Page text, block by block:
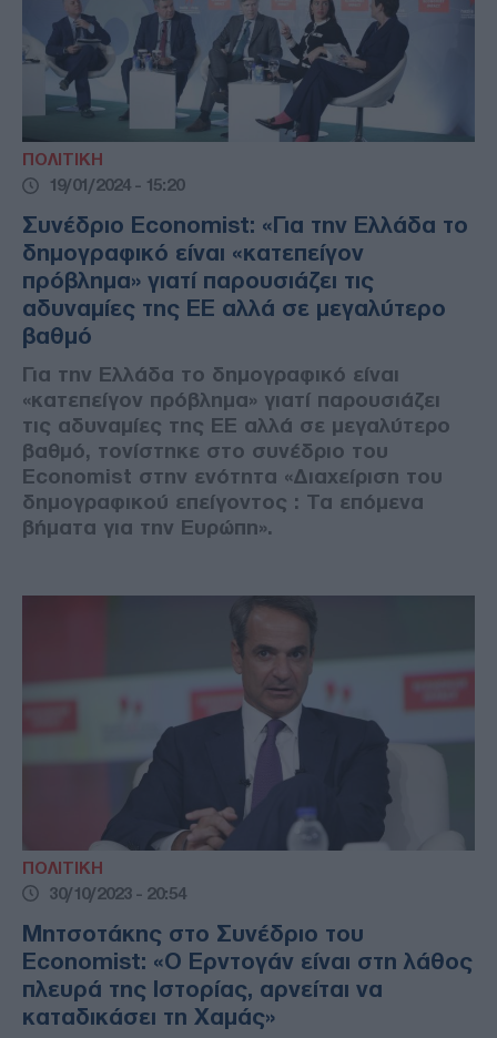
ΠΟΛΙΤΙΚΗ
19/01/2024 - 15:20
Συνέδριο Economist: «Για την Ελλάδα το
δημογραφικό είναι «κατεπείγον
πρόβλημα» γιατί παρουσιάζει τις
αδυναμίες της ΕΕ αλλά σε μεγαλύτερο
βαθμό
Για την Ελλάδα το δημογραφικό είναι
«κατεπείγον πρόβλημα» γιατί παρουσιάζει
τις αδυναμίες της ΕΕ αλλά σε μεγαλύτερο
βαθμό, τονίστηκε στο συνέδριο του
Economist στην ενότητα «Διαχείριση του
δημογραφικού επείγοντος : Τα επόμενα
βήματα για την Ευρώπη».
ΠΟΛΙΤΙΚΗ
30/10/2023 - 20:54
Μητσοτάκης στο Συνέδριο του
Economist: «Ο Ερντογάν είναι στη λάθος
πλευρά της Ιστορίας, αρνείται να
καταδικάσει τη Χαμάς»